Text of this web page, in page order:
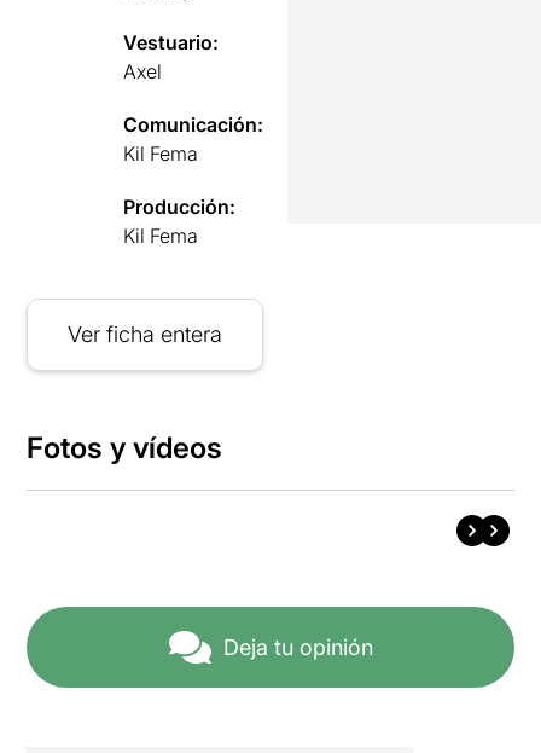
Vestuario:
Axel
Comunicación:
Kil Fema
Producción:
Kil Fema
Ver ficha entera
Fotos y vídeos
Deja tu opinión